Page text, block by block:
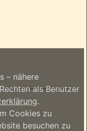
– nähere
als Benutzer
.
Cookies zu
besuchen zu